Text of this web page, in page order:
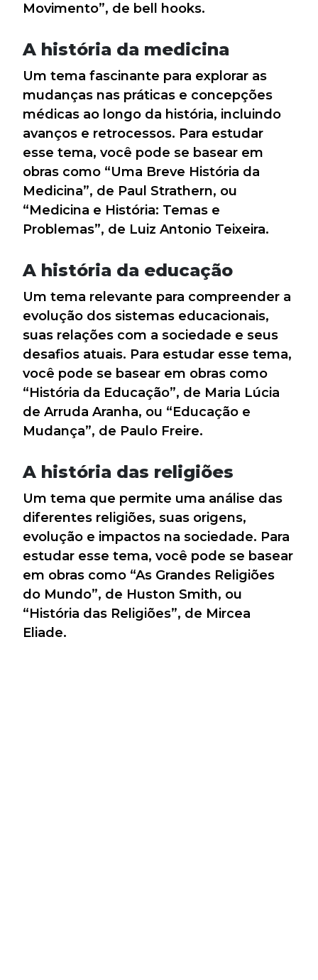
Movimento”, de bell hooks.
A história da medicina
Um tema fascinante para explorar as
mudanças nas práticas e concepções
médicas ao longo da história, incluindo
avanços e retrocessos. Para estudar
esse tema, você pode se basear em
obras como “Uma Breve História da
Medicina”, de Paul Strathern, ou
“Medicina e História: Temas e
Problemas”, de Luiz Antonio Teixeira.
A história da educação
Um tema relevante para compreender a
evolução dos sistemas educacionais,
suas relações com a sociedade e seus
desafios atuais. Para estudar esse tema,
você pode se basear em obras como
“História da Educação”, de Maria Lúcia
de Arruda Aranha, ou “Educação e
Mudança”, de Paulo Freire.
A história das religiões
Um tema que permite uma análise das
diferentes religiões, suas origens,
evolução e impactos na sociedade. Para
estudar esse tema, você pode se basear
em obras como “As Grandes Religiões
do Mundo”, de Huston Smith, ou
“História das Religiões”, de Mircea
Eliade.